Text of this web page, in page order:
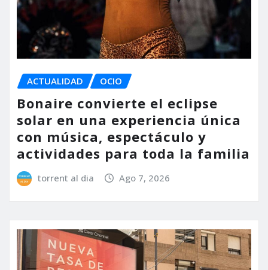
ACTUALIDAD OCIO
Bonaire convierte el eclipse
solar en una experiencia única
con música, espectáculo y
actividades para toda la familia
torrent al dia Ago 7, 2026